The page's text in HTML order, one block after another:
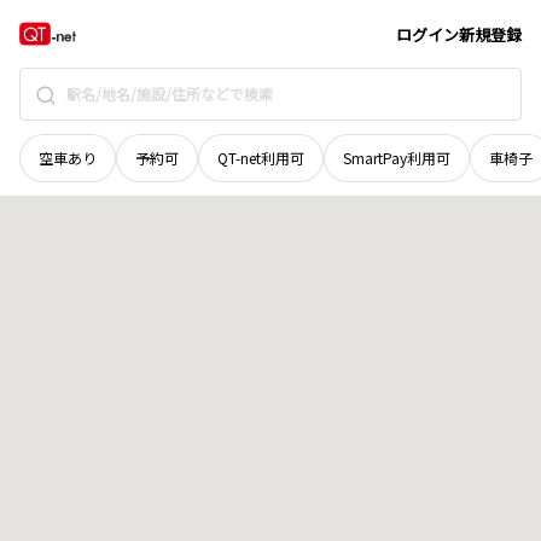
ログイン新規登録
空車あり 予約可 QT-net利用可 SmartPay利用可 車椅子
福井県